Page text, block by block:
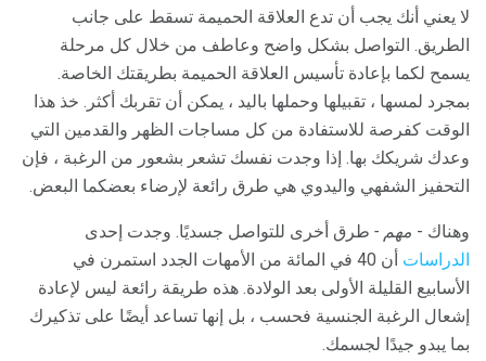
لا يعني أنك يجب أن تدع العلاقة الحميمة تسقط على جانب
الطريق. التواصل بشكل واضح وعاطف من خلال كل مرحلة
يسمح لكما بإعادة تأسيس العلاقة الحميمة بطريقتك الخاصة.
بمجرد لمسها ، تقبيلها وحملها باليد ، يمكن أن تقربك أكثر. خذ هذا
الوقت كفرصة للاستفادة من كل مساجات الظهر والقدمين التي
وعدك شريكك بها. إذا وجدت نفسك تشعر بشعور من الرغبة ، فإن
التحفيز الشفهي واليدوي هي طرق رائعة لإرضاء بعضكما البعض.
وهناك - مهم - طرق أخرى للتواصل جسديًا. وجدت إحدى
الدراسات
أن 40 في المائة من الأمهات الجدد استمرن في
الأسابيع القليلة الأولى بعد الولادة. هذه طريقة رائعة ليس لإعادة
إشعال الرغبة الجنسية فحسب ، بل إنها تساعد أيضًا على تذكيرك
بما يبدو جيدًا لجسمك.